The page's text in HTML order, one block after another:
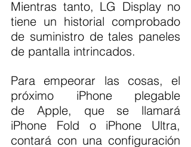
Mientras tanto, LG Display no
tiene un historial comprobado
de suministro de tales paneles
de pantalla intrincados.
Para empeorar las cosas, el
próximo iPhone plegable
de Apple, que se llamará
iPhone Fold o iPhone Ultra,
contará con una configuración